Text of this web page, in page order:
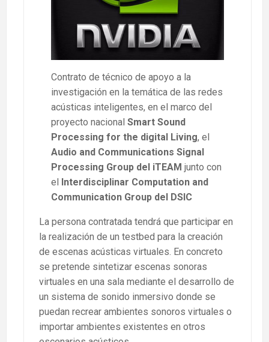
Contrato de técnico de apoyo a la
investigación en la temática de las redes
acústicas inteligentes, en el marco del
proyecto nacional Smart Sound
Processing for the digital Living, el
Audio and Communications Signal
Processing Group del iTEAM junto con
el Interdisciplinar Computation and
Communication Group del DSIC
La persona contratada tendrá que participar en
la realización de un testbed para la creación
de escenas acústicas virtuales. En concreto
se pretende sintetizar escenas sonoras
virtuales en una sala mediante el desarrollo de
un sistema de sonido inmersivo donde se
puedan recrear ambientes sonoros virtuales o
importar ambientes existentes en otros